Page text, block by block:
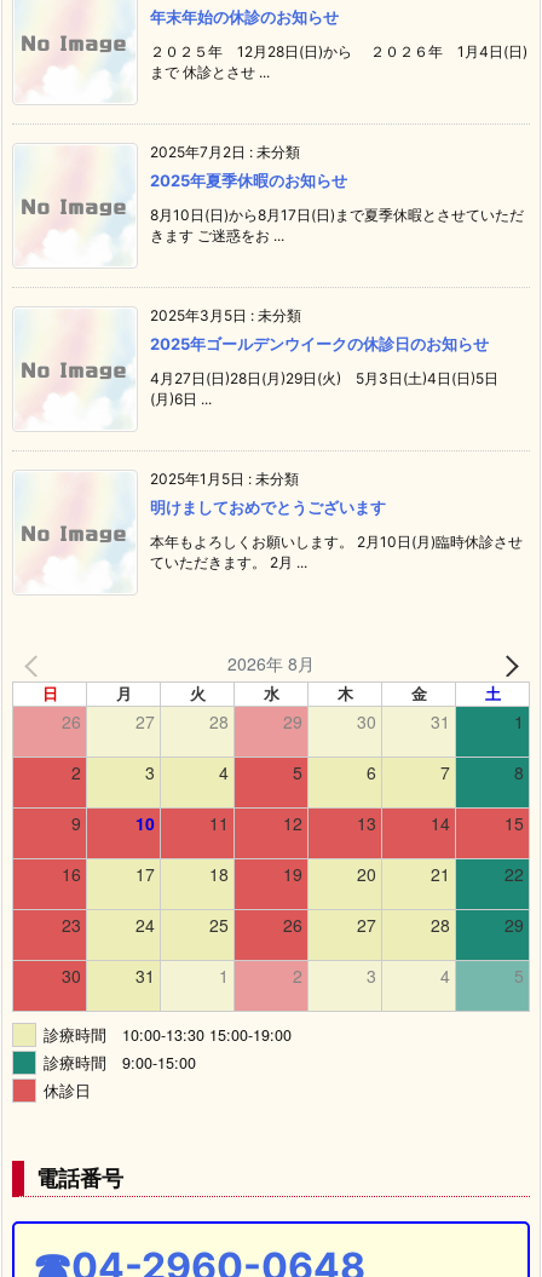
年末年始の休診のお知らせ
２０２５年 12月28日(日)から ２０２６年 1月4日(日)
まで 休診とさせ ...
2025年7月2日 : 未分類
2025年夏季休暇のお知らせ
8月10日(日)から8月17日(日)まで夏季休暇とさせていただ
きます ご迷惑をお ...
2025年3月5日 : 未分類
2025年ゴールデンウイークの休診日のお知らせ
4月27日(日)28日(月)29日(火) 5月3日(土)4日(日)5日
(月)6日 ...
2025年1月5日 : 未分類
明けましておめでとうございます
本年もよろしくお願いします。 2月10日(月)臨時休診させ
ていただきます。 2月 ...
2026年 8月
日 月 火 水 木 金 土
26 27 28 29 30 31 1
2 3 4 5 6 7 8
9 10 11 12 13 14 15
16 17 18 19 20 21 22
23 24 25 26 27 28 29
30 31 1 2 3 4 5
診療時間 10:00-13:30 15:00-19:00
診療時間 9:00-15:00
休診日
電話番号
☎04-2960-0648